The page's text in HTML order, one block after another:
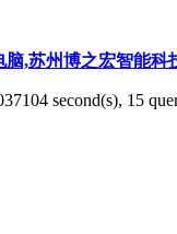
脑,苏州博之宏智能科
second(s), 15